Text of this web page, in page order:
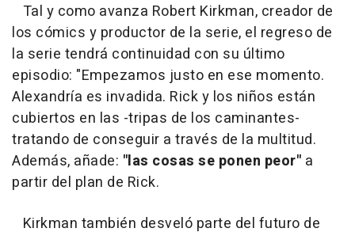
Tal y como avanza Robert Kirkman, creador de
los cómics y productor de la serie, el regreso de
la serie tendrá continuidad con su último
episodio: "Empezamos justo en ese momento.
Alexandría es invadida. Rick y los niños están
cubiertos en las -tripas de los caminantes-
tratando de conseguir a través de la multitud.
Además, añade: "las cosas se ponen peor" a
partir del plan de Rick.
Kirkman también desveló parte del futuro de